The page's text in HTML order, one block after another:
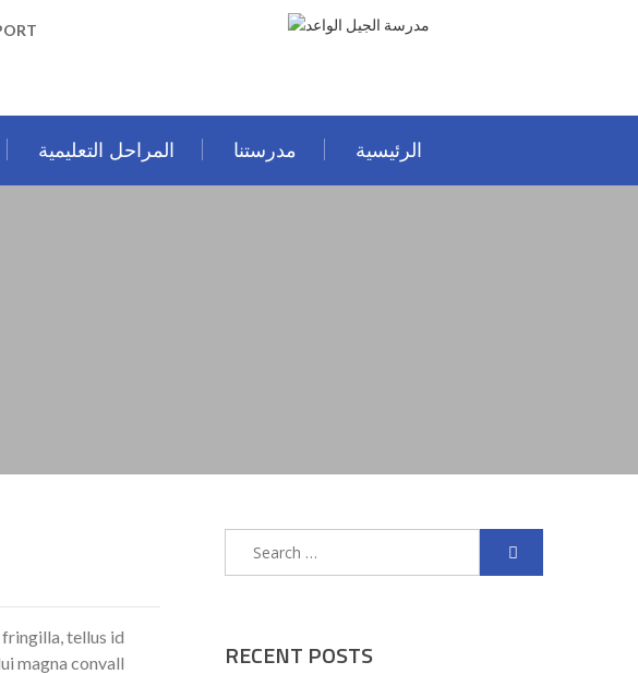
المراحل التعليمية مدرستنا الرئيسية
tellus id
magna convall
RECENT POSTS